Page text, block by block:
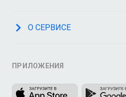
О СЕРВИСЕ
ПРИЛОЖЕНИЯ